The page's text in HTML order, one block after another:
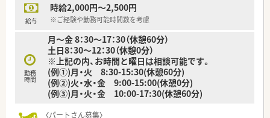
【このような方にオススメ】
切にしたい方
■手厚い住宅補助や転居費用のサポートを活用して、心機一転新
しい環境でチャレンジしたい方
■ブランクがあって少し不安を感じているものの、手厚い教育サ
ポートを受けながらもう一度頑張りたい方
給与
時給2,000円～2,500円
※ご経験や勤務可能時間数を考慮
勤務
時間
月～金 8：30～17：30（休憩60分）
土日8：30～12：30（休憩0分）
※上記の内、お時間と曜日は相談可能です。
(例①)月・火 8:30-15:30(休憩60分)
(例②)火・水・金 9:00-15:00(休憩0分)
(例③)月・火・金 10:00-17:30(休憩60分)
〈パートさん募集〉